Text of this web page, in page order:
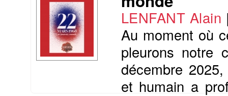
LENFANT Alain
Au moment où
pleurons notre
décembre
et humain a